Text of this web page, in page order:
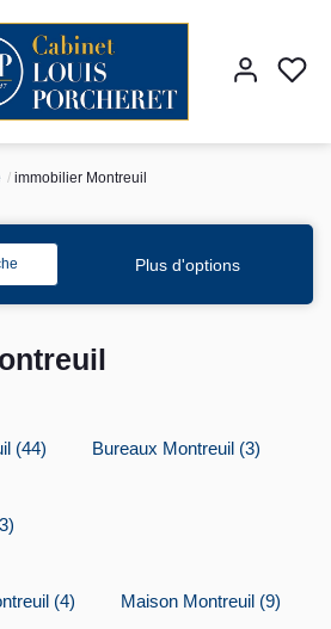
immobilier Montreuil
Plus d'options
(44) Bureaux Montreuil (3)
(4) Maison Montreuil (9)